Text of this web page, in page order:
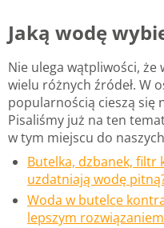
Jaką wodę
Nie ulega wątpliwości,
wielu różnych źródeł. W
popularnością cieszą się
Pisaliśmy już na ten
w tym miejscu do
Butelka, dzbanek, filtr
uzdatniają wodę
Woda w butelce
lepszym